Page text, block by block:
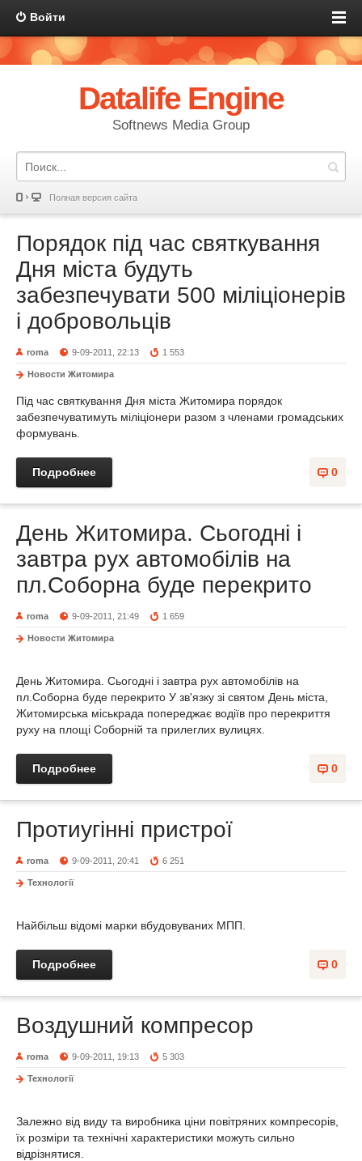
Войти
Datalife Engine
Softnews Media Group
Полная версия сайта
Порядок під час святкування
Дня міста будуть
забезпечувати 500 міліціонерів
і добровольців
roma 9-09-2011, 22:13 1 553
Новости Житомира
Під час святкування Дня міста Житомира порядок
забезпечуватимуть міліціонери разом з членами громадських
формувань.
0
Подробнее
День Житомира. Сьогодні і
завтра рух автомобілів на
пл.Соборна буде перекрито
roma 9-09-2011, 21:49 1 659
Новости Житомира
День Житомира. Сьогодні і завтра рух автомобілів на
пл.Соборна буде перекрито У зв'язку зі святом День міста,
Житомирська міськрада попереджає водіїв про перекриття
руху на площі Соборній та прилеглих вулицях.
0
Подробнее
Протиугінні пристрої
roma 9-09-2011, 20:41 6 251
Технології
Найбільш відомі марки вбудовуваних МПП.
0
Подробнее
Воздушний компресор
roma 9-09-2011, 19:13 5 303
Технології
Залежно від виду та виробника ціни повітряних компресорів,
їх розміри та технічні характеристики можуть сильно
відрізнятися.